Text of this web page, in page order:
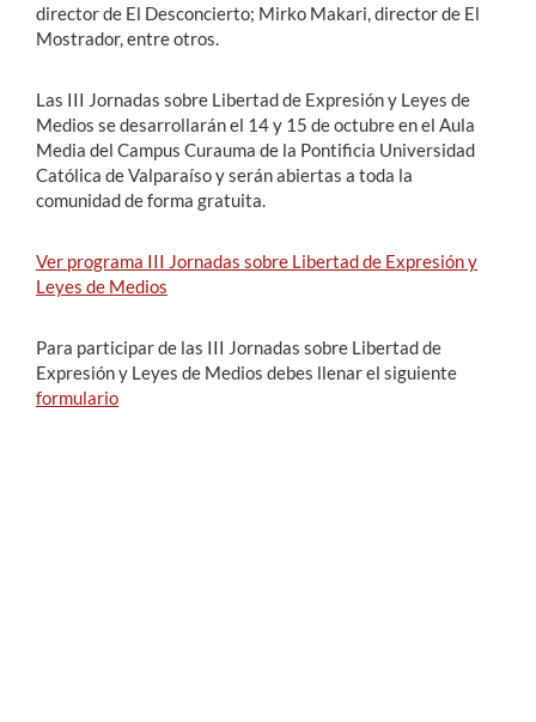
director de El Desconcierto; Mirko Makari, director de El
Mostrador, entre otros.
Las III Jornadas sobre Libertad de Expresión y Leyes de
Medios se desarrollarán el 14 y 15 de octubre en el Aula
Media del Campus Curauma de la Pontificia Universidad
Católica de Valparaíso y serán abiertas a toda la
comunidad de forma gratuita.
Ver programa III Jornadas sobre Libertad de Expresión y
Leyes de Medios
Para participar de las III Jornadas sobre Libertad de
Expresión y Leyes de Medios debes llenar el siguiente
formulario